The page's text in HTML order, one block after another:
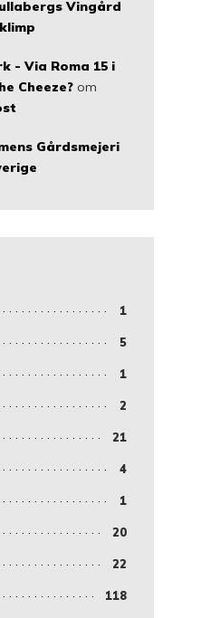
Vingård
- Via Roma 15 i
Cheeze? om
Gårdsmejeri
1
5
1
2
21
4
1
20
22
118